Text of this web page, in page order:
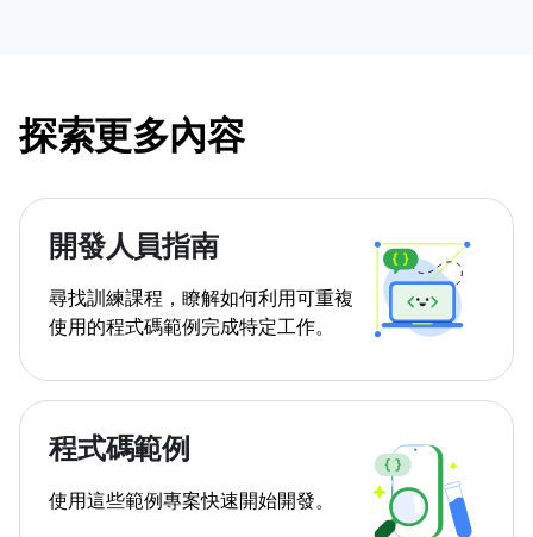
探索更多內容
開發人員指南
尋找訓練課程，瞭解如何利用可重複
使用的程式碼範例完成特定工作。
程式碼範例
使用這些範例專案快速開始開發。